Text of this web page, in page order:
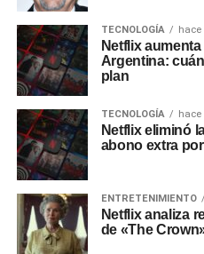
TECNOLOGÍA hace
Netflix
Argentina:
plan
TECNOLOGÍA hace
Netflix eliminó
abono extra
ENTRETENIMIENTO
Netflix analiza
de «The